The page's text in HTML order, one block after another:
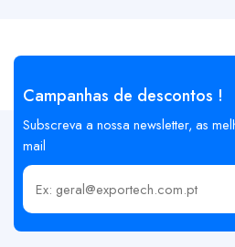
Campanhas de descontos !
Subscreva a nossa newsletter, as
mail
Insira o seu email